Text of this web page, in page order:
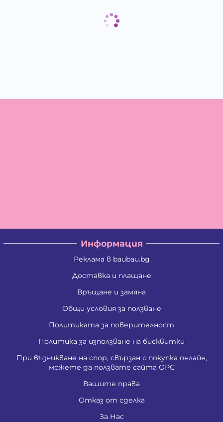
Информация
Реклама в baubau.bg
Доставка и плащане
Връщане и замяна
Общи условия за ползване
Политиката за поверителност
Политика за използване на бисквитки
При възникване на спор, свързан с покупка онлайн,
можете да ползвате сайта ОРС
Вашите права
Отказ от сделка
За Нас